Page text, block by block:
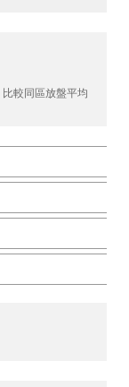
比較同區放盤平均